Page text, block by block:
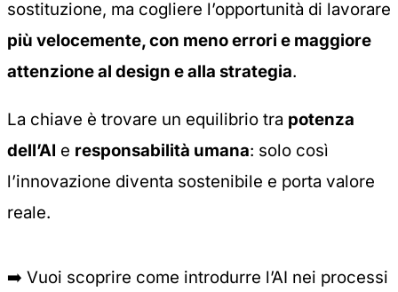
sostituzione, ma cogliere l’opportunità di lavorare
più velocemente, con meno errori e maggiore
attenzione al design e alla strategia.
La chiave è trovare un equilibrio tra potenza
dell’AI e responsabilità umana: solo così
l’innovazione diventa sostenibile e porta valore
reale.
➡️ Vuoi scoprire come introdurre l’AI nei processi